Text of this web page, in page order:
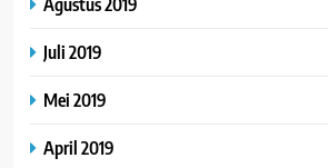
Juli 2019
Mei 2019
April 2019